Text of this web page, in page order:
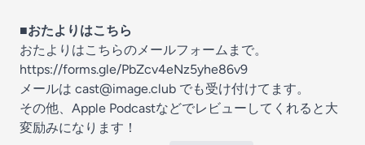
■おたよりはこちら
おたよりはこちらのメールフォームまで。
https://forms.gle/PbZcv4eNz5yhe86v9
メールは cast@image.club でも受け付けてます。
その他、Apple Podcastなどでレビューしてくれると大
変励みになります！